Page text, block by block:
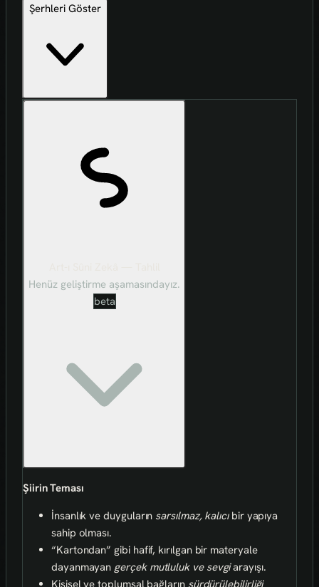
Şerhleri Göster
Henüz geliştirme aşamasındayız.
beta
Şiirin Teması
İnsanlık ve duyguların sarsılmaz, kalıcıbir yapıya
sahip olması.
“Kartondan” gibi hafif, kırılgan bir materyale
dayanmayan gerçek mutluluk ve sevgiarayışı.
Kişisel ve toplumsal bağların sürdürülebilirliği